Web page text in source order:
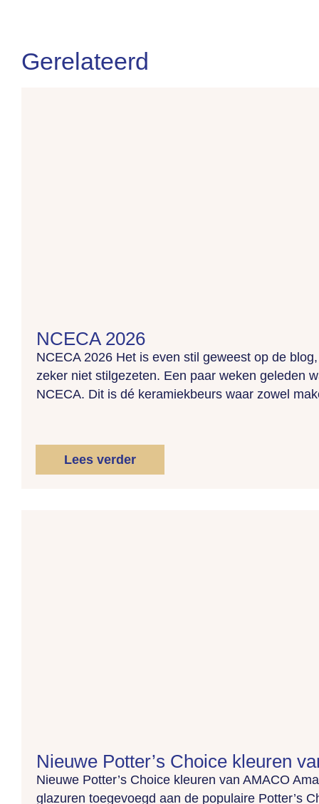
Gerelateerd
NCECA 2026
NCECA 2026 Het is even stil geweest op de
zeker niet stilgezeten. Een paar weken geleden
NCECA. Dit is dé keramiekbeurs waar zowel
Lees verder
Nieuwe Potter’s Choice kleuren
Nieuwe Potter’s Choice kleuren van AMACO
glazuren toegevoegd aan de populaire Potter’s